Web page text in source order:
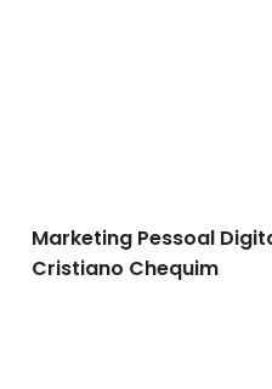
Marketing Pessoal
Cristiano Chequim